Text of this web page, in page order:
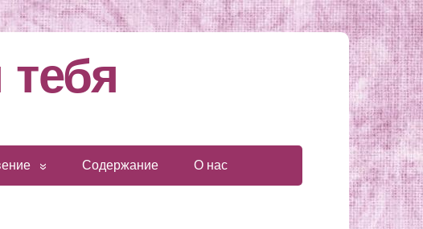
Содержание О нас